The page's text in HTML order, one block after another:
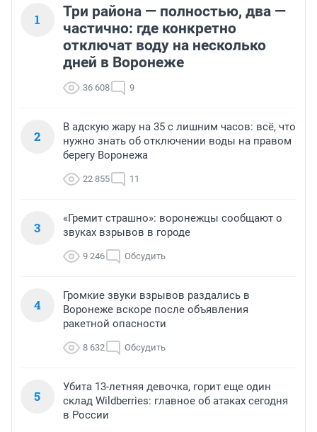
1
Три района — полностью, два —
частично: где конкретно
отключат воду на несколько
дней в Воронеже
36 608 9
2
В адскую жару на 35 с лишним часов: всё, что
нужно знать об отключении воды на правом
берегу Воронежа
22 855 11
3
«Гремит страшно»: воронежцы сообщают о
звуках взрывов в городе
9 246 Обсудить
4
Громкие звуки взрывов раздались в
Воронеже вскоре после объявления
ракетной опасности
8 632 Обсудить
5
Убита 13-летняя девочка, горит еще один
склад Wildberries: главное об атаках сегодня
в России